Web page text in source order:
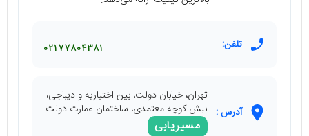
تلفن: ۰۲۱۷۷۸۰۴۳۸۱
آدرس :
تهران، خیابان دولت، بین اختیاریه و دیباجی،
نبش کوچه معتمدی، ساختمان عمارت دولت
مسیریابی